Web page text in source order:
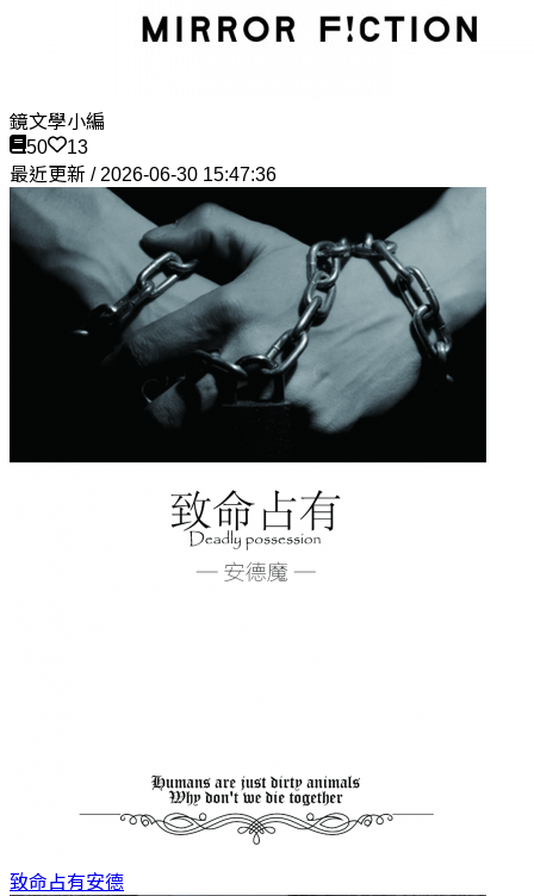
鏡文學小編
50
13
最近更新 / 2026-06-30 15:47:36
致命占有安德